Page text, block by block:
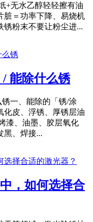
+无水乙醇轻轻擦有油
脏＝功率下降、易烧机
锈粉末不要让粉尘进...
能除什么锈
一、能除的「锈/涂
化皮、浮锈、厚锈层油
漆、油墨、胶层氧化
黑、焊接...
，如何选择合